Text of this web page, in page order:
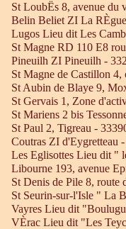
St LoubËs 8, avenue du
Belin Beliet ZI La
Lugos Lieu dit Les
St Magne RD 110 E8
Pineuilh ZI Pineuilh -
St Magne de Castillon 4,
St Aubin de Blaye 9,
St Gervais 1, Zone
St Mariens 2 bis
St Paul 2, Tigreau -
Coutras ZI d'Eygretteau
Les Eglisottes Lieu dit "
Libourne 193, avenue
St Denis de Pile 8, route
St Seurin-sur-l'Isle " La
Vayres Lieu dit
VÈrac Lieu dit "Les